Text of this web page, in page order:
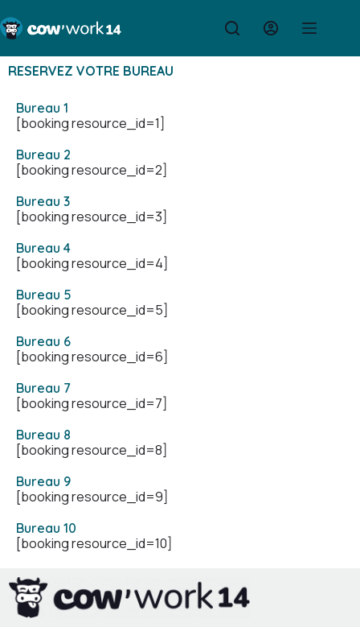
RESERVEZ VOTRE BUREAU
Bureau 1
[booking resource_id=1]
Bureau 2
[booking resource_id=2]
Bureau 3
[booking resource_id=3]
Bureau 4
[booking resource_id=4]
Bureau 5
[booking resource_id=5]
Bureau 6
[booking resource_id=6]
Bureau 7
[booking resource_id=7]
Bureau 8
[booking resource_id=8]
Bureau 9
[booking resource_id=9]
Bureau 10
[booking resource_id=10]